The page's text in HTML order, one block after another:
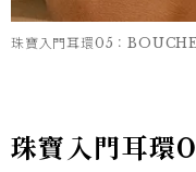
珠寶入門耳環05：
珠寶入門耳